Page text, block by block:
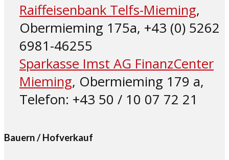
Raiffeisenbank Telfs-Mieming,
Obermieming 175a, +43 (0) 5262
6981-46255
Sparkasse Imst AG FinanzCenter
Mieming, Obermieming 179 a,
Telefon: +43 50 / 10 07 72 21
Bauern / Hofverkauf